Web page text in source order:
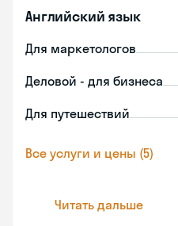
Английский язык
Для маркетологов
Деловой - для бизнеса
Для путешествий
Все услуги и цены (5)
Читать дальше